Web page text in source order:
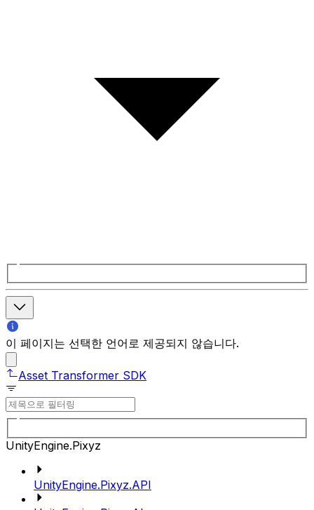
이 페이지는 선택한 언어로 제공되지 않습니다.
Asset Transformer SDK
UnityEngine.Pixyz
UnityEngine.Pixyz.API